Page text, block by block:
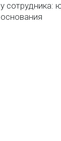
у сотрудника:
основания